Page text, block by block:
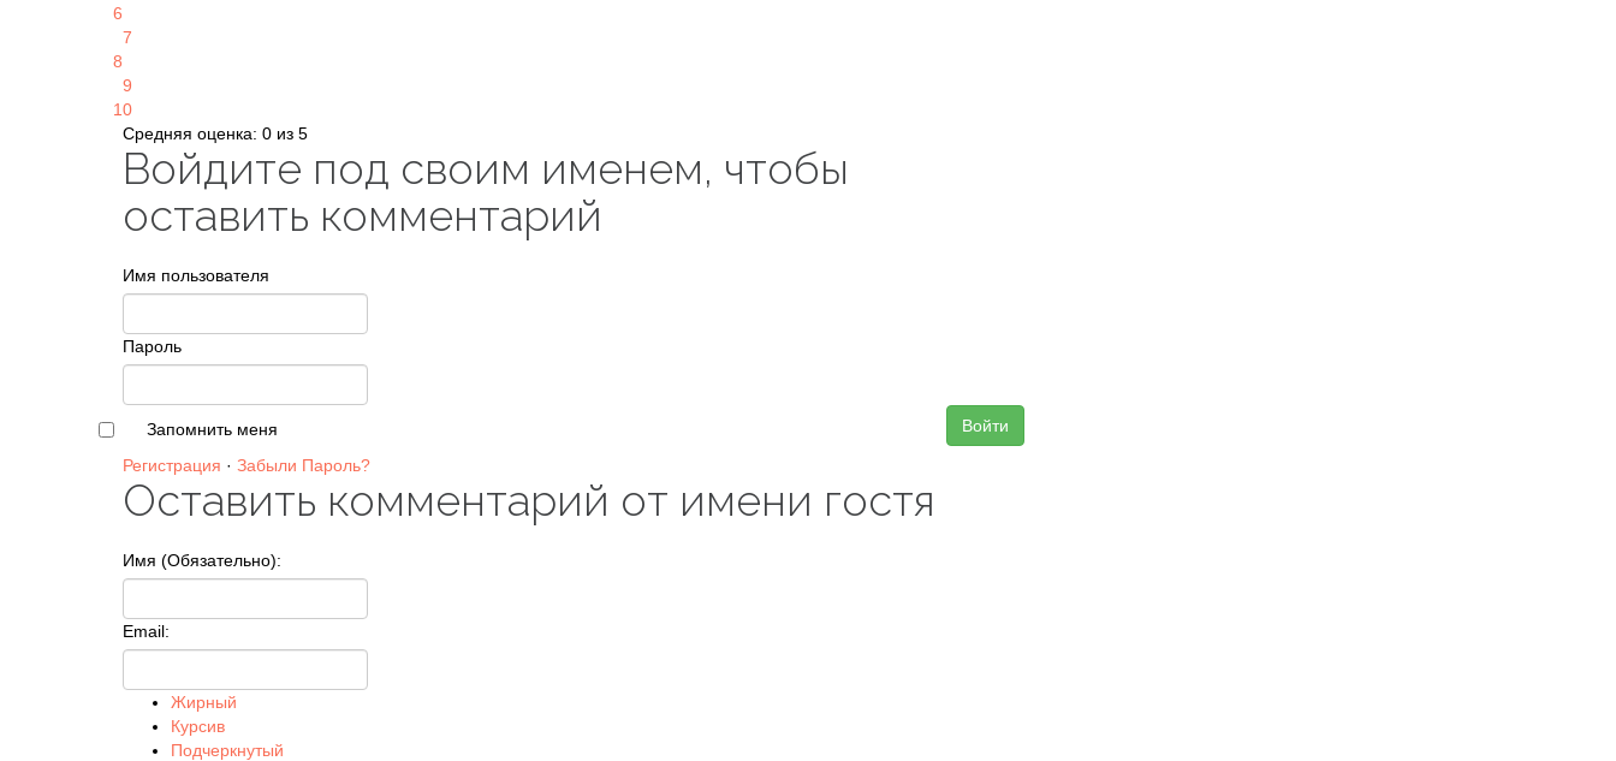
6
7
8
9
10
Средняя оценка: 0 из 5
Войдите под своим именем, чтобы
оставить комментарий
Имя пользователя
Пароль
Войти
Запомнить меня
Регистрация · Забыли Пароль?
Оставить комментарий от имени гостя
Имя (Обязательно):
Email:
Жирный
Курсив
Подчеркнутый